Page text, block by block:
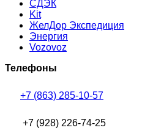
СДЭК
Kit
ЖелДор Экспедиция
Энергия
Vozovoz
Телефоны
+7 (863) 285-10-57
+7 (928) 226-74-25